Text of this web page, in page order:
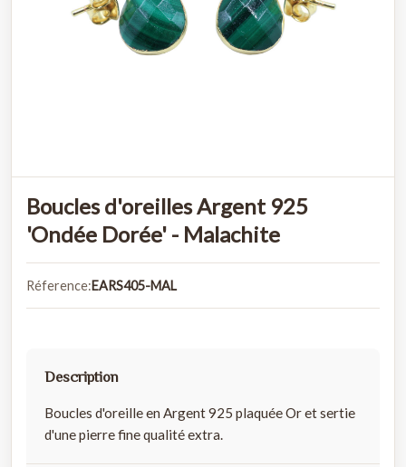
Boucles d'oreilles Argent 925
'Ondée Dorée' - Malachite
Réference:EARS405-MAL
Description
Boucles d'oreille en Argent 925 plaquée Or et sertie
d'une pierre fine qualité extra.